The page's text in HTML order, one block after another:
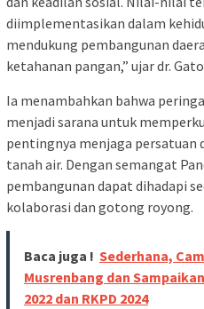
diimplementasikan dalam
mendukung pembangunan
ketahanan pangan,” ujar dr.
Ia menambahkan bahwa
menjadi sarana untuk
pentingnya menjaga persatuan
tanah air. Dengan semangat
pembangunan dapat dihadapi
kolaborasi dan gotong royong.
Baca juga ! Sederhana,
Musrenbang dan
2022 dan RKPD 2024